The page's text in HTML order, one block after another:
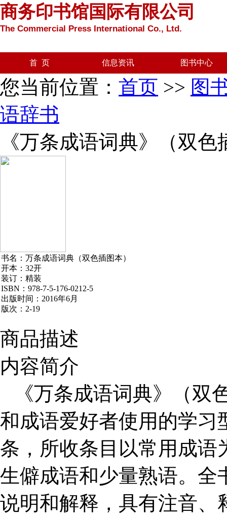
商务印书馆国际有限公司
The Commercial Press International Co., Ltd.
首 页 信息资讯 图书中心
您当前位置： 首页 >> 图
语辞书
《万条成语词典》（双色
书名：万条成语词典（双色插图本）
开本：32开
装订：精装
ISBN：978-7-5-176-0212-5
出版时间：2016年6月
版次：2-19
商品描述
内容简介
《万条成语词典》（双
和成语爱好者使用的学习
条，所收条目以常用成语
生僻成语和少量熟语。全
说明和解释，具有注音、